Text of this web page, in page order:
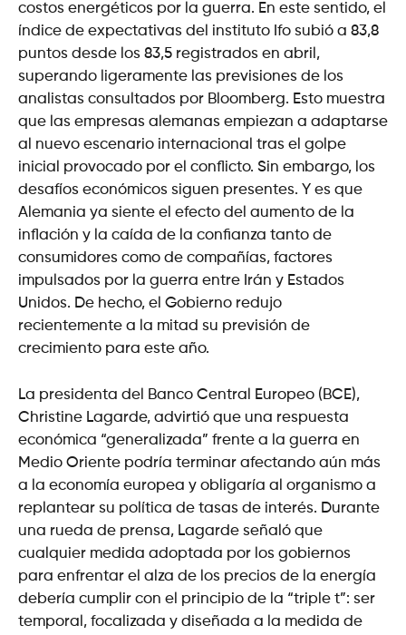
costos energéticos por la guerra. En este sentido, el
índice de expectativas del instituto Ifo subió a 83,8
puntos desde los 83,5 registrados en abril,
superando ligeramente las previsiones de los
analistas consultados por Bloomberg. Esto muestra
que las empresas alemanas empiezan a adaptarse
al nuevo escenario internacional tras el golpe
inicial provocado por el conflicto. Sin embargo, los
desafíos económicos siguen presentes. Y es que
Alemania ya siente el efecto del aumento de la
inflación y la caída de la confianza tanto de
consumidores como de compañías, factores
impulsados por la guerra entre Irán y Estados
Unidos. De hecho, el Gobierno redujo
recientemente a la mitad su previsión de
crecimiento para este año.
La presidenta del Banco Central Europeo (BCE),
Christine Lagarde, advirtió que una respuesta
económica “generalizada” frente a la guerra en
Medio Oriente podría terminar afectando aún más
a la economía europea y obligaría al organismo a
replantear su política de tasas de interés. Durante
una rueda de prensa, Lagarde señaló que
cualquier medida adoptada por los gobiernos
para enfrentar el alza de los precios de la energía
debería cumplir con el principio de la “triple t”: ser
temporal, focalizada y diseñada a la medida de